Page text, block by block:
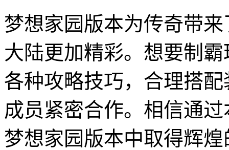
梦想家园版本为传奇带
大陆更加精彩。想要制
各种攻略技巧，合理搭
成员紧密合作。相信通
梦想家园版本中取得辉